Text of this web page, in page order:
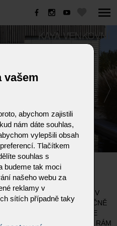
KAYA VENKOVNÍ
FUNKCE BULLFROG V
ČISTÝ. SEDADLA LZE RUČNĚ
A PODRUČKY MŮŽETE
POLOHY. KOVOVÝ RÁM
vašem
abychom zajistili
nám dáte souhlas,
vylepšili obsah
Tlačítkem
souhlas s
budeme tak moci
našeho webu za
reklamy v
sítích případně taky